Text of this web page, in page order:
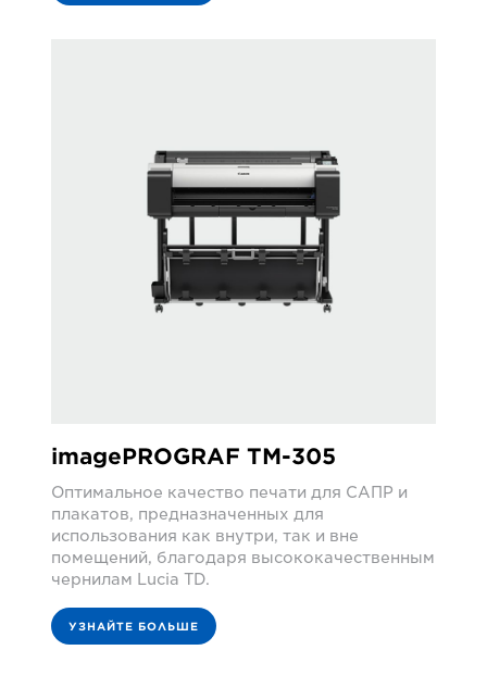
imagePROGRAF TM-305
Оптимальное качество печати для САПР и
плакатов, предназначенных для
использования как внутри, так и вне
помещений, благодаря высококачественным
чернилам Lucia TD.
УЗНАЙТЕ БОЛЬШЕ